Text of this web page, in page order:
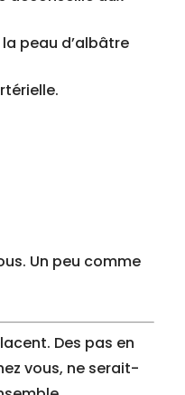
peau d’albâtre
Un peu comme
Des pas en
vous, ne serait-